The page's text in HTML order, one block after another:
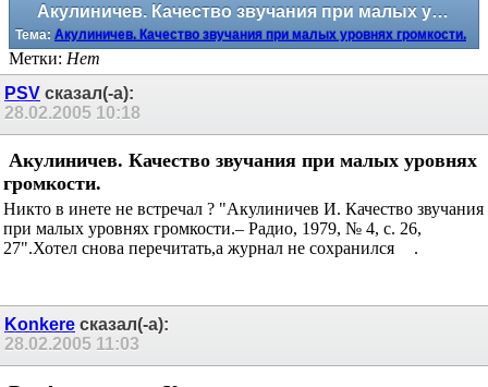
Акулиничев. Качество звучания при малых уровнях громкоcти.
Тема: Акулиничев. Качество звучания при малых уровнях громкоcти.
Метки: Нет
PSVсказал(-а):
28.02.200510:18
Акулиничев. Качество звучания при малых
уровнях громкоcти.
Никто в инете не встречал ? "Акулиничев И. Качество звучания
при малых уровнях громкости.– Радио, 1979, № 4, с. 26,
27".Хотел снова перечитать,а журнал не сохранился
Konkereсказал(-а):
28.02.2005